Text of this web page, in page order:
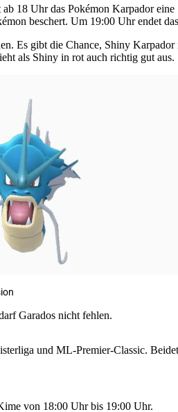
18 Uhr das Pokémon Karpador
beschert. Um 19:00 Uhr endet
Es gibt die Chance, Shiny
als Shiny in rot auch richtig gut aus.
Garados nicht fehlen.
und ML-Premier-Classic.
von 18:00 Uhr bis 19:00 Uhr.